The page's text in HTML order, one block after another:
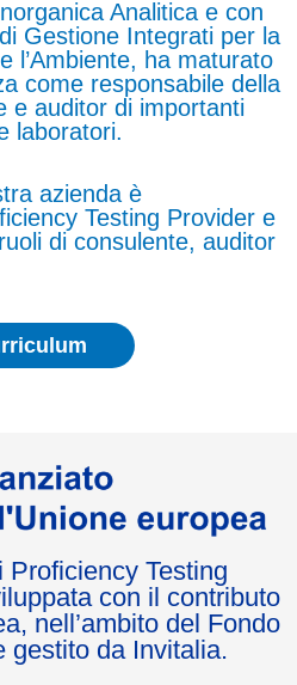
Analitica e con
Gestione Integrati per la
l’Ambiente, ha maturato
come responsabile della
e auditor di importanti
laboratori.
azienda è
Testing Provider e
di consulente, auditor
Testing
con il contributo
nell’ambito del Fondo
gestito da Invitalia.